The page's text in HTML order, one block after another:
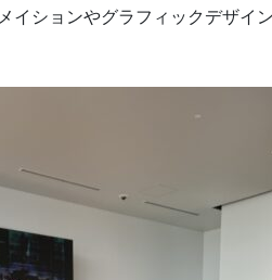
イションやグラフィックデザイ